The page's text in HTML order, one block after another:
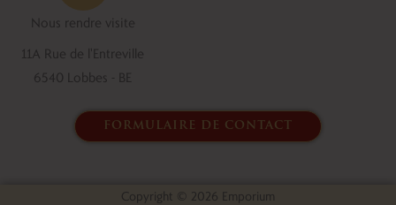
k
Nous rendre visite
11A Rue de l'Entreville
6540 Lobbes - BE
formulaire de contact
Copyright © 2026 Emporium